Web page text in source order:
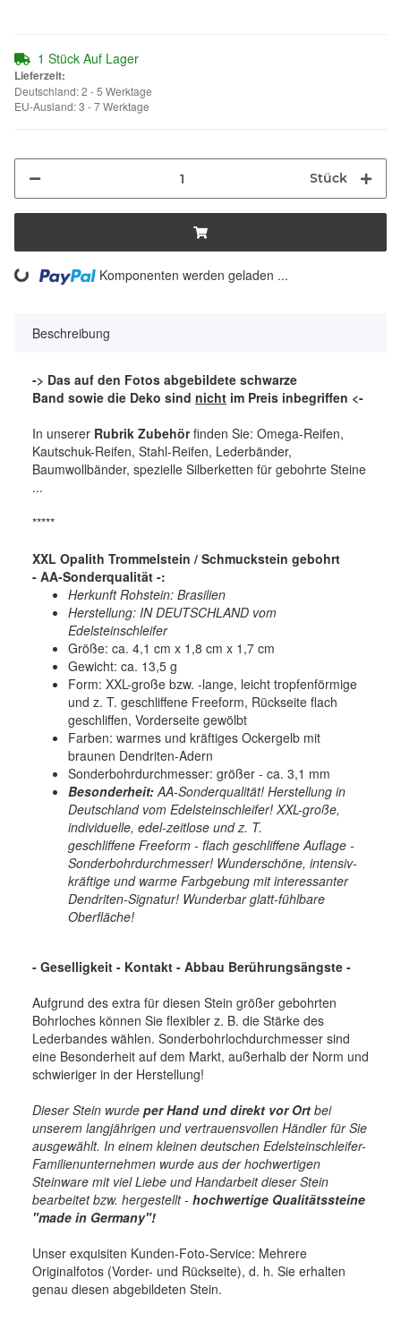
1 Stück Auf Lager
Lieferzeit:
Deutschland: 2 - 5 Werktage
EU-Ausland: 3 - 7 Werktage
Stück
Komponenten werden geladen ...
Beschreibung
-> Das auf den Fotos abgebildete schwarze
Band sowie die Deko sind nicht im Preis inbegriffen <-
In unserer Rubrik Zubehörfinden Sie: Omega-Reifen,
Kautschuk-Reifen, Stahl-Reifen, Lederbänder,
Baumwollbänder, spezielle Silberketten für gebohrte Steine
...
*****
XXL Opalith Trommelstein / Schmuckstein gebohrt
- AA-Sonderqualität -:
Herkunft Rohstein: Brasilien
Herstellung: IN DEUTSCHLAND vom
Edelsteinschleifer
Größe: ca. 4,1 cm x 1,8 cm x 1,7 cm
Gewicht: ca. 13,5 g
Form: XXL-große bzw. -lange, leicht tropfenförmige
und z. T. geschliffene Freeform, Rückseite flach
geschliffen, Vorderseite gewölbt
Farben: warmes und kräftiges Ockergelb mit
braunen Dendriten-Adern
Sonderbohrdurchmesser: größer - ca. 3,1 mm
Besonderheit: AA-Sonderqualität! Herstellung in
Deutschland vom Edelsteinschleifer! XXL-große,
individuelle, edel-zeitlose und z. T.
geschliffene Freeform - flach geschliffene Auflage -
Sonderbohrdurchmesser! Wunderschöne, intensiv-
kräftige und warme Farbgebung mit interessanter
Dendriten-Signatur! Wunderbar glatt-fühlbare
Oberfläche!
- Geselligkeit - Kontakt - Abbau Berührungsängste -
Aufgrund des extra für diesen Stein größer gebohrten
Bohrloches können Sie flexibler z. B. die Stärke des
Lederbandes wählen. Sonderbohrlochdurchmesser sind
eine Besonderheit auf dem Markt, außerhalb der Norm und
schwieriger in der Herstellung!
Dieser Stein wurde per Hand und direkt vor Ort bei
unserem langjährigen und vertrauensvollen Händler für Sie
ausgewählt. In einem kleinen deutschen Edelsteinschleifer-
Familienunternehmen wurde aus der hochwertigen
Steinware mit viel Liebe und Handarbeit dieser Stein
bearbeitet bzw. hergestellt - hochwertige Qualitätssteine
"made in Germany"!
Unser exquisiten Kunden-Foto-Service: Mehrere
Originalfotos (Vorder- und Rückseite), d. h. Sie erhalten
genau diesen abgebildeten Stein.